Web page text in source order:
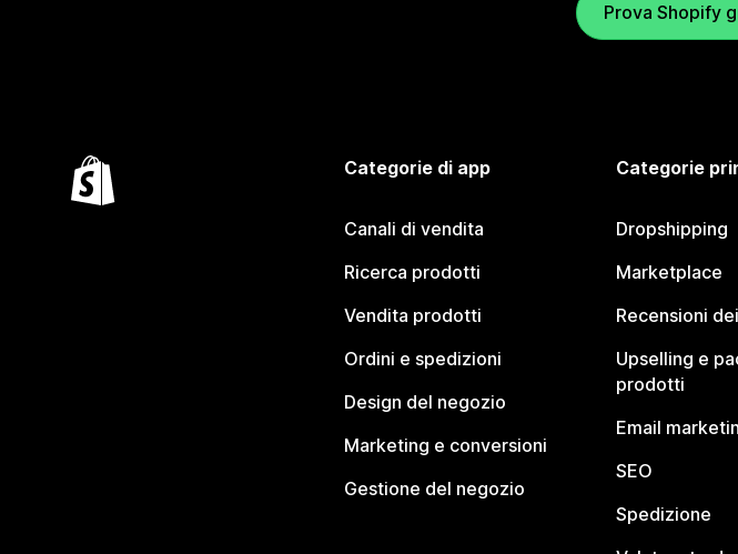
Prova Shopify
Categorie di app
Canali di vendita
Ricerca prodotti
Vendita prodotti
Ordini e spedizioni
Design del negozio
Marketing e conversioni
Gestione del negozio
Categorie
Dropshipping
Marketplace
Recensioni
Upselling e
prodotti
Email
SEO
Spedizione